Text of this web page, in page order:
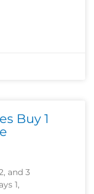
Buy 1
and 3
1,